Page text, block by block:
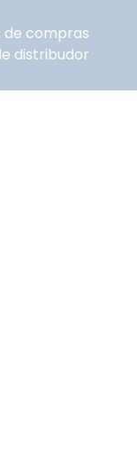
de compras
distribudor